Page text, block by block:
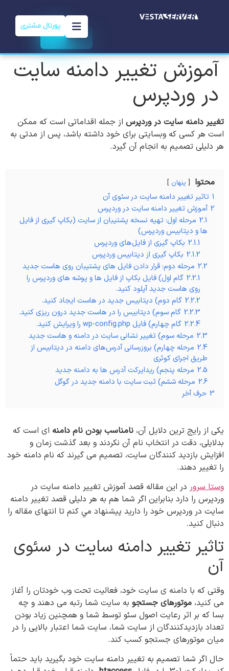
پورتال مشتری
آموزش تغییر دامنه سایت
در وردپرس
تغییر دامنه سایت در وردپرس از جمله اقداماتی است که ممکن
است هر کسی که وبسایتی برای خود داشته باشد، پس از مدتی به
هر دلیلی تصمیم به انجام آن گیرد.
محتوا پنهان
1 تاثیر تغییر دامنه سایت در سئوی آن
2 آموزش تغییر دامنه سایت در وردپرس
2.1 مرحله اول: تهیه نسخه پشتیبان از سایت (بکاپ گیری از فایل
ها و دیتابیس وردپرس)
2.1.1 بکاپ گیری از فایل‌های وردپرس
2.1.2 بکاپ گیری از دیتابیس وردپرس
2.2 مرحله دوم: قرار دادن فایل های پشتیبان روی هاست جدید
2.2.1 گام اول) فایل بکاپ از فایل ها و پوشه های وردپرس را
روی هاست جدید آپلود کنید.
2.2.2 گام دوم) دیتابیس جدید در هاست ایجاد کنید.
2.2.3 گام سوم) دیتابیس را در هاست جدید درون ریزی کنید.
2.2.4 گام چهارم) فایل wp-config.php را ویرایش کنید.
2.3 مرحله سوم) تغییر نشانی سایت در دامنه و هاست جدید
2.4 مرحله چهارم) بروزرسانی آدرس‌های دامنه در دیتابیس از
طریق اجرای کوئری
2.5 مرحله پنجم) ریدایرکت آدرس ها به دامنه جدید
2.6 مرحله ششم) ثبت سایت با دامنه جدید در گوگل
3 حرف آخر
یکی از رایج ترین دلایل آن، نامناسب بودن نام دامنه ای است که
بدلایلی، دقت در انتخاب نام آن نکردند و بعد گذشت زمان و
افزایش بازدید کنندگان سایت، تصمیم می گیرند که نام دامنه خود
را تغییر دهند.
وستا سرور در این مقاله قصد آموزش تغییر دامنه سایت در
وردپرس را دارد بنابراین اگر شما هم به هر دلیلی قصد تغییر دامنه
سایت در وردپرس خود را دارید پیشنهاد مي کنم تا انتهای مقاله را
دنبال کنید.
تاثیر تغییر دامنه سایت در سئوی
آن
وقتی که با دامنه ی سایت خود، فعالیت تحت وب خودتان را آغاز
می کنید، موتورهای جستجو به سایت شما رتبه می دهند و چه
بسا که بر اثر رعایت اصول سئو توسط شما و همچنین زیاد بودن
تعداد بازدیدکنندگان از سایت شما، سایت شما اعتبار بالایی را در
میان موتورهای جستجو کسب کند.
حال اگر شما تصمیم به تغییر دامنه سایت خود بگیرید باید حتماً